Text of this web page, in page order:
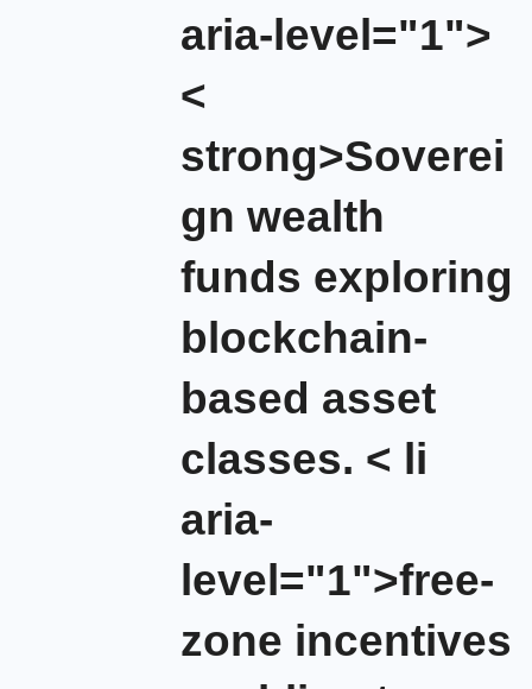
aria-level="1">
<
strong>Soverei
gn wealth
funds exploring
blockchain-
based asset
classes. < li
aria-
level="1">free-
zone incentives